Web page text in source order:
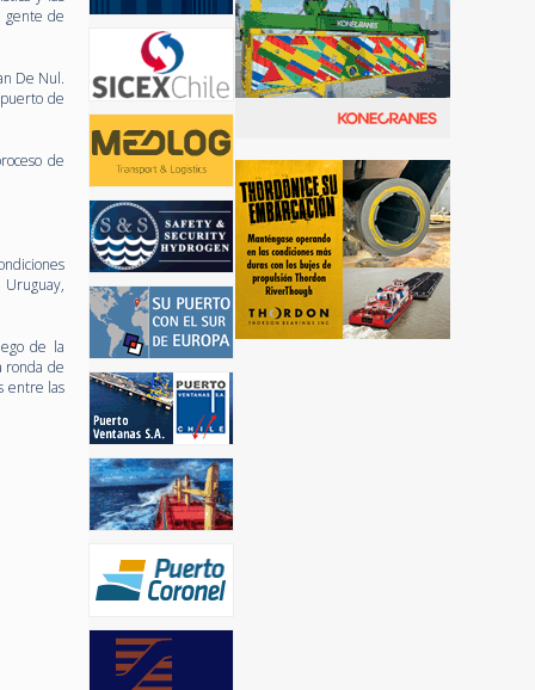
gente de
De Nul.
de
de
de la
ronda de
entre las